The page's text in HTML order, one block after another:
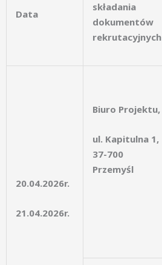
Data
składania
dokumentów
rekrutacyjnych
20.04.2026r.
21.04.2026r.
Biuro Projektu,
ul. Kapitulna 1,
37-700
Przemyśl